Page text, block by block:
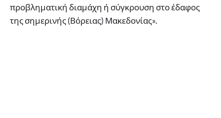
προβληματική διαμάχη ή σύγκρουση στο έδαφος
της σημερινής (Βόρειας) Μακεδονίας».